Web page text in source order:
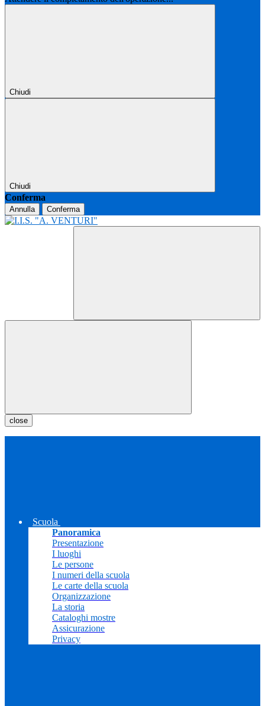
Chiudi
Chiudi
Conferma
Annulla Conferma
close
Scuola
Panoramica
Presentazione
I luoghi
Le persone
I numeri della scuola
Le carte della scuola
Organizzazione
La storia
Cataloghi mostre
Assicurazione
Privacy